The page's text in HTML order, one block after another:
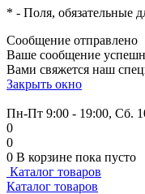
* - Поля, обязательные
Сообщение отправлено
Ваше сообщение
Вами свяжется наш
Закрыть окно
Пн-Пт 9:00 - 19:00, Сб.
0
0
0 В корзине пока пусто
Каталог товаров
Каталог товаров